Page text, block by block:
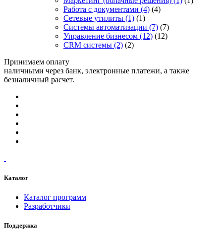
Работа с документами (4) (4)
Сетевые утилиты (1) (1)
Системы автоматизации (7) (7)
Управление бизнесом (12) (12)
CRM системы (2) (2)
Принимаем оплату
наличными через банк, электронные платежи, а также
безналичный расчет.
Каталог
Каталог программ
Разработчики
Поддержка